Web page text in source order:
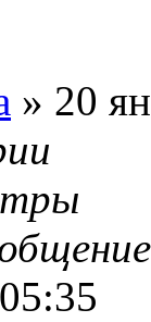
» 20